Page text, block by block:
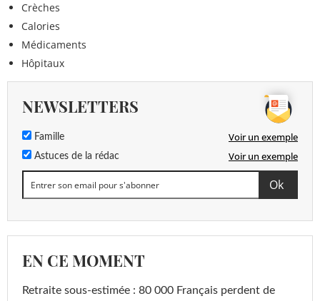
Crèches
Calories
Médicaments
Hôpitaux
NEWSLETTERS
Famille Voir un exemple
Astuces de la rédac Voir un exemple
EN CE MOMENT
Retraite sous-estimée : 80 000 Français perdent de